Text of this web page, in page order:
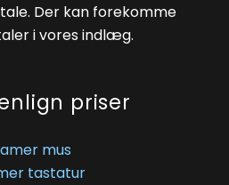
Der kan forekomme
i vores indlæg.
priser
mus
tastatur